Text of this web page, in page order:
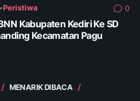
•Peristiwa 0
Kabupaten Kediri Ke SD
Kecamatan Pagu
MENARIK DIBACA